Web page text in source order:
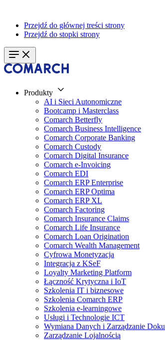
Przejdź do głównej treści strony
Przejdź do stopki strony
Produkty
AI i Sieci Autonomiczne
Bootcamp i Masterclass
Comarch Betterfly
Comarch Business Intelligence
Comarch Corporate Banking
Comarch Custody
Comarch Digital Insurance
Comarch e-Invoicing
Comarch EDI
Comarch ERP Enterprise
Comarch ERP Optima
Comarch ERP XL
Comarch Factoring
Comarch Insurance Claims
Comarch Life Insurance
Comarch Loan Origination
Comarch Wealth Management
Cyfrowa Monetyzacja
Integracja z KSeF
Loyalty Marketing Platform
Łączność Krytyczna i IoT
Szkolenia IT i biznesowe
Szkolenia Comarch ERP
Szkolenia e-learningowe
Usługi i Technologie ICT
Wymiana Danych i Zarządzanie
Zarządzanie Lojalnością